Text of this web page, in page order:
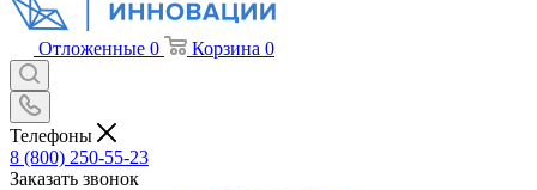
Отложенные 0 Корзина 0
Телефоны
8 (800) 250-55-23
Заказать звонок